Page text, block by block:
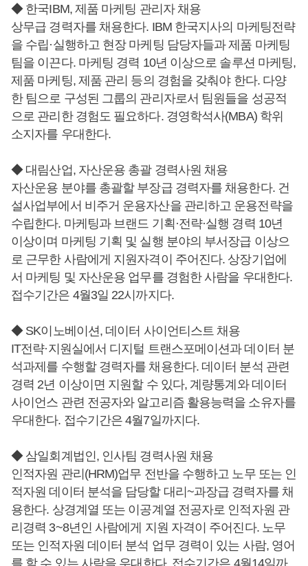
◆ 한국IBM, 제품 마케팅 관리자 채용
상무급 경력자를 채용한다. IBM 한국지사의 마케팅전략
을 수립·실행하고 현장 마케팅 담당자들과 제품 마케팅
팀을 이끈다. 마케팅 경력 10년 이상으로 솔루션 마케팅,
제품 마케팅, 제품 관리 등의 경험을 갖춰야 한다. 다양
한 팀으로 구성된 그룹의 관리자로서 팀원들을 성공적
으로 관리한 경험도 필요하다. 경영학석사(MBA) 학위
소지자를 우대한다.
◆ 대림산업, 자산운용 총괄 경력사원 채용
자산운용 분야를 총괄할 부장급 경력자를 채용한다. 건
설사업부에서 비주거 운용자산을 관리하고 운용전략을
수립한다. 마케팅과 브랜드 기획·전략·실행 경력 10년
이상이며 마케팅 기획 및 실행 분야의 부서장급 이상으
로 근무한 사람에게 지원자격이 주어진다. 상장기업에
서 마케팅 및 자산운용 업무를 경험한 사람을 우대한다.
접수기간은 4월3일 22시까지다.
◆ SK이노베이션, 데이터 사이언티스트 채용
IT전략·지원실에서 디지털 트랜스포메이션과 데이터 분
석과제를 수행할 경력자를 채용한다. 데이터 분석 관련
경력 2년 이상이면 지원할 수 있다, 계량통계와 데이터
사이언스 관련 전공자와 알고리즘 활용능력을 소유자를
우대한다. 접수기간은 4월7일까지다.
◆ 삼일회계법인, 인사팀 경력사원 채용
인적자원 관리(HRM)업무 전반을 수행하고 노무 또는 인
적자원 데이터 분석을 담당할 대리~과장급 경력자를 채
용한다. 상경계열 또는 이공계열 전공자로 인적자원 관
리경력 3~8년인 사람에게 지원 자격이 주어진다. 노무
또는 인적자원 데이터 분석 업무 경력이 있는 사람, 영어